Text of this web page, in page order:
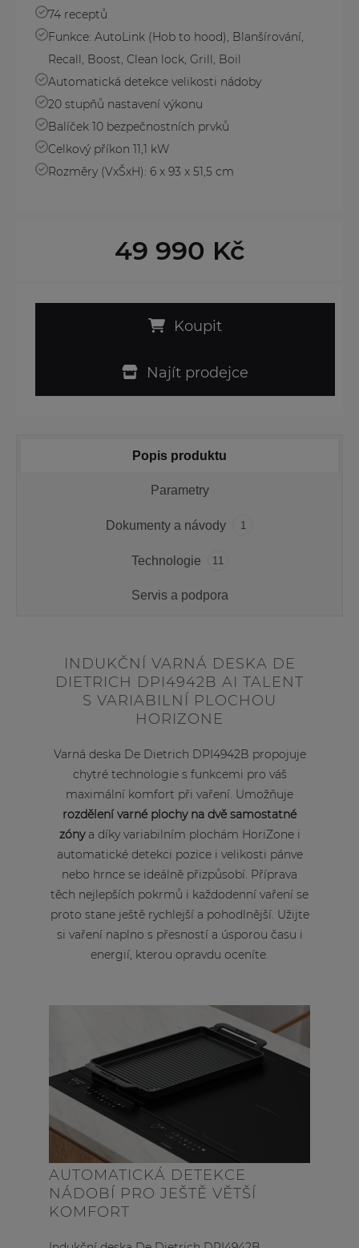
74 receptů
Funkce: AutoLink (Hob to hood), Blanšírování,
Recall, Boost, Clean lock, Grill, Boil
Automatická detekce velikosti nádoby
20 stupňů nastavení výkonu
Balíček 10 bezpečnostních prvků
Celkový příkon 11,1 kW
Rozměry (VxŠxH): 6 x 93 x 51,5 cm
49 990 Kč
Koupit
Najít prodejce
Popis produktu
Parametry
Dokumenty a návody 1
Technologie 11
Servis a podpora
INDUKČNÍ VARNÁ DESKA DE
DIETRICH DPI4942B AI TALENT
S VARIABILNÍ PLOCHOU
HORIZONE
Varná deska De Dietrich DPI4942B propojuje
chytré technologie s funkcemi pro váš
maximální komfort při vaření. Umožňuje
rozdělení varné plochy na dvě samostatné
zónya díky variabilním plochám HoriZone i
automatické detekci pozice i velikosti pánve
nebo hrnce se ideálně přizpůsobí. Příprava
těch nejlepších pokrmů i každodenní vaření se
proto stane ještě rychlejší a pohodlnější. Užijte
si vaření naplno s přesností a úsporou času i
energií, kterou opravdu oceníte.
AUTOMATICKÁ DETEKCE
NÁDOBÍ PRO JEŠTĚ VĚTŠÍ
KOMFORT